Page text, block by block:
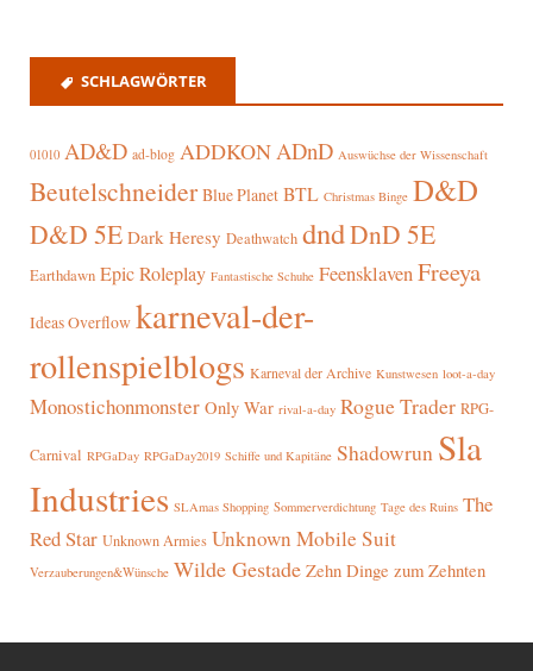
SCHLAGWÖRTER
01010 AD&D ad-blog ADDKONADnD Auswüchse der Wissenschaft
Beutelschneider Blue Planet BTL Christmas Binge D&D
D&D 5E Dark Heresy Deathwatch dndDnD 5E
Earthdawn Epic Roleplay Fantastische Schuhe FeensklavenFreeya
Ideas Overflow karneval-der-
rollenspielblogs Karneval der Archive Kunstwesen loot-a-day
Monostichonmonster Only War rival-a-day Rogue Trader RPG-
Carnival RPGaDay RPGaDay2019 Schiffe und Kapitäne Shadowrun Sla
Industries SLAmas Shopping Sommerverdichtung Tage des Ruins The
Red Star Unknown Armies Unknown Mobile Suit
Verzauberungen&Wünsche Wilde Gestade Zehn Dinge zum Zehnten